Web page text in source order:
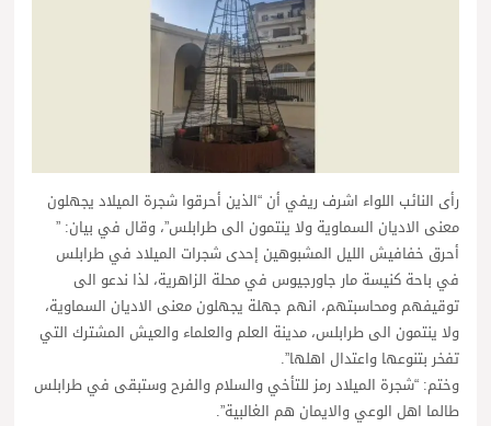
رأى النائب اللواء اشرف ريفي أن “الذين أحرقوا شجرة الميلاد يجهلون
معنى الاديان السماوية ولا ينتمون الى طرابلس”، وقال في بيان: ”
أحرق خفافيش الليل المشبوهين إحدى شجرات الميلاد في طرابلس
في باحة كنيسة مار جاورجيوس في محلة الزاهرية، لذا ندعو الى
توقيفهم ومحاسبتهم، انهم جهلة يجهلون معنى الاديان السماوية،
ولا ينتمون الى طرابلس، مدينة العلم والعلماء والعيش المشترك التي
تفخر بتنوعها واعتدال اهلها”.
وختم: “شجرة الميلاد رمز للتأخي والسلام والفرح وستبقى في طرابلس
طالما اهل الوعي والايمان هم الغالبية”.